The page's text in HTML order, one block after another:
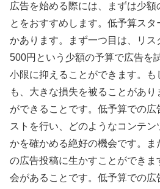
広告を始める際には、まずは少額
とをおすすめします。低予算ス
かあります。まず一つ目は、リス
500円という少額の予算で広告を
小限に抑えることができます。
も、大きな損失を被ることがあ
ができることです。低予算での
ストを行い、どのようなコンテ
かを確かめる絶好の機会です。
の広告投稿に生かすことができ
会があることです。低予算での